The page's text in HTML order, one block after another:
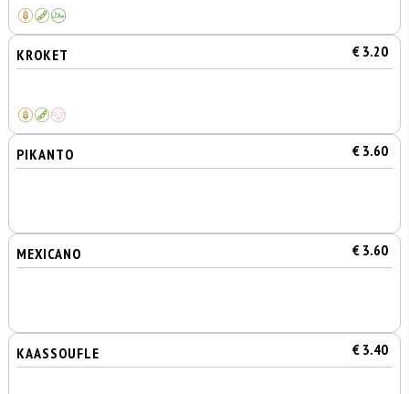
KROKET € 3.20
PIKANTO € 3.60
MEXICANO € 3.60
KAASSOUFLE € 3.40